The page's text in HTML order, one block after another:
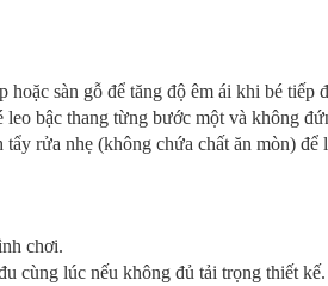
sàn gỗ để tăng độ êm ái khi bé tiếp
bậc thang từng bước một và không
rửa nhẹ (không chứa chất ăn mòn) để
chơi.
cùng lúc nếu không đủ tải trọng thiết kế.